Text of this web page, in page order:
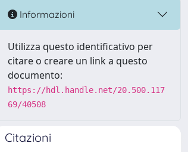
Informazioni
Utilizza questo identificativo per
citare o creare un link a questo
documento:
https://hdl.handle.net/20.500.117
69/40508
Citazioni